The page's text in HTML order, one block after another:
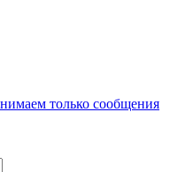
только сообщения